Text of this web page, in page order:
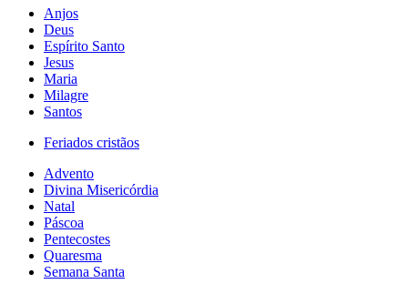
Anjos
Deus
Espírito Santo
Jesus
Maria
Milagre
Santos
Feriados cristãos
Advento
Divina Misericórdia
Natal
Páscoa
Pentecostes
Quaresma
Semana Santa